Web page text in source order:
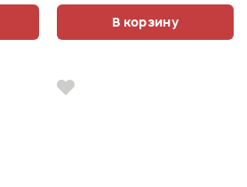
В корзину